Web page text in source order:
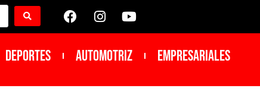
DEPORTES Automotriz Empresariales